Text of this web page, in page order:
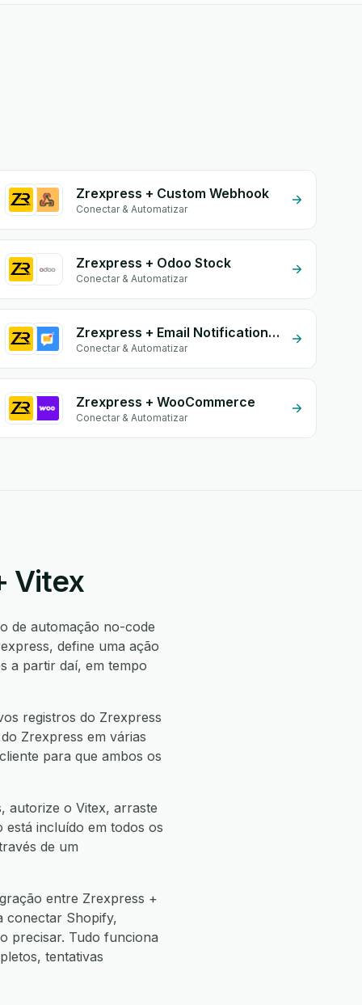
Zrexpress + Custom Webhook
Conectar & Automatizar
Zrexpress + Odoo Stock
Conectar & Automatizar
Zrexpress + Email Notifications by eGrow
Conectar & Automatizar
Zrexpress + WooCommerce
Conectar & Automatizar
Vitex
de automação no-code
define uma ação
a partir daí, em tempo
registros do Zrexpress
Zrexpress em várias
para que ambos os
autorize o Vitex, arraste
incluído em todos os
de um
entre Zrexpress +
conectar Shopify,
precisar. Tudo funciona
tentativas